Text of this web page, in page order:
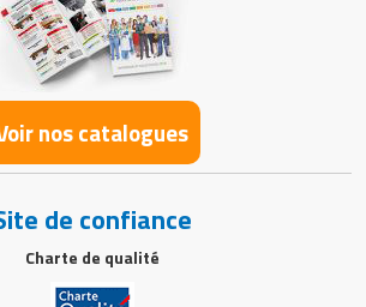
nos catalogues
de confiance
Charte de qualité